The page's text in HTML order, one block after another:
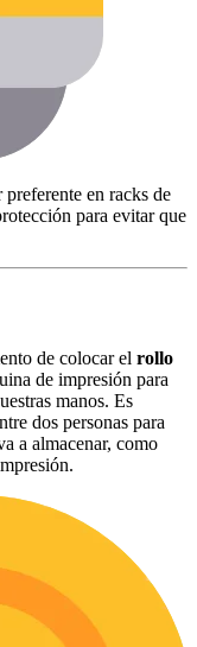
en racks de
para evitar que
de colocar el rollo
de impresión para
manos. Es
dos personas para
a almacenar, como